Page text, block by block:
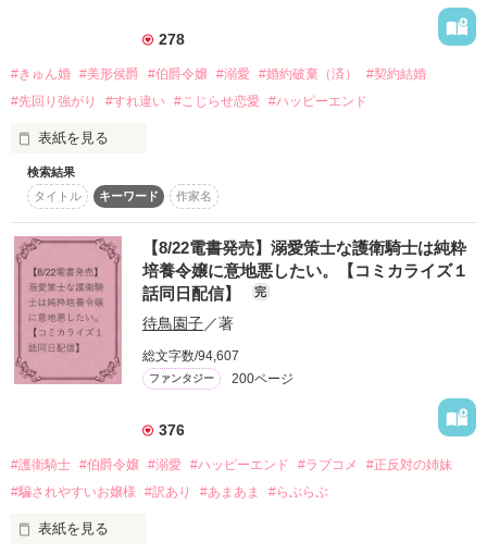
元伯爵令嬢　フェリーネ　×　アルデール王国　第二王子　ア
お話になります。
作品を読む
（無理よ。村娘として生まれて、貴族になったのはたった一年
しかし花嫁を決める舞踏会で気高く麗しい王太子がパトリシア
の前に立つ。
「パトリシア嬢、私と踊っていただけますか？」
「申し訳ございません。私はダンスが苦手なので王太子殿下の
おみ足を――」
「君は『はい』としか答えてはならない。決定権は俺にある。
わかったな」
誰も愛さないと誓いを立てている王太子と、頑張り屋のにわか
伯爵令嬢の王城ラブファンタジー。
278
#きゅん婚 #美形侯爵 #伯爵令嬢 #溺愛 #婚約破棄（済）
#契約結婚
#先回り強がり
#すれ違い #こじらせ恋愛 #ハッピーエンド
表紙を見る
若き侯爵ジョサイアは結婚式直前、愛し合っていたはずの婚約
者に駆け落ちされてしまった。
急遽の結婚相手にと縁談がきた伯爵令嬢レニエラは、以前夜会
中に婚約破棄されてしまった曰く付きの令嬢として知られてい
た。
間に合わせで自分と結婚することになった彼に同情したレニエ
ラは「私を愛して欲しいなどと、大それたことは望んでおりま
せん」とキッパリと宣言。
元々結婚せずに一人生きていくため実業家になろうとしていた
ので、これは一年間だけの契約結婚にしようとジョサイアに持
事にしてくれる夫ジョサイア。それは、彼の元婚約者が何かお
かしかったのではないかと、次第にレニエラは疑い出すのだ
検索結果
タイトル
キーワード 作家名
【8/22電書発売】溺愛策士な護衛騎士は純粋
培養令嬢に意地悪したい。【コミカライズ１
話同日配信】
完
待鳥園子／著
総文字数/94,607
ファンタジー 200ページ
376
#護衛騎士 #伯爵令嬢 #溺愛 #ハッピーエンド #ラブコメ
#正反対の姉妹
#騙されやすいお嬢様
#訳あり #あまあま #らぶらぶ
表紙を見る